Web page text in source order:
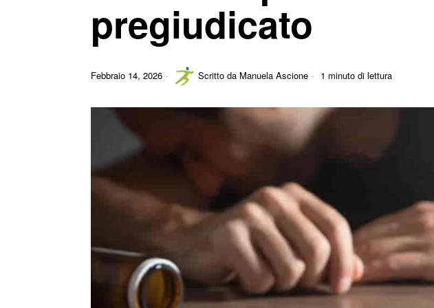
pregiudicato
Febbraio 14, 2026 Scritto da Manuela Ascione 1 minuto di lettura